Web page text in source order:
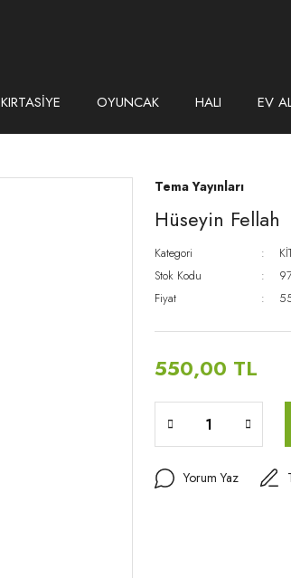
KIRTASİYE OYUNCAK HALI EV
Tema Yayınları
Hüseyin Fellah
Kategori
Stok Kodu
Fiyat
550,00 TL
Yorum Yaz